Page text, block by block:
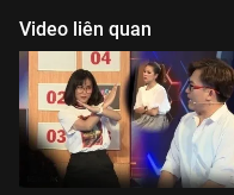
Video liên quan